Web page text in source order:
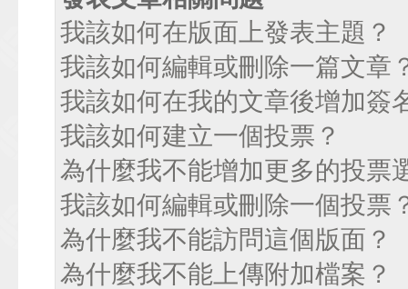
我該如何在版面上發表主題？
我該如何編輯或刪除一篇文章
我該如何在我的文章後增加簽
我該如何建立一個投票？
為什麼我不能增加更多的投票
我該如何編輯或刪除一個投票
為什麼我不能訪問這個版面？
為什麼我不能上傳附加檔案？